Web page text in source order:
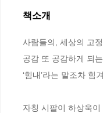
책소개
사람들의, 세상의 고
공감 또 공감하게 되
‘힘내’라는 말조차 힘
자칭 시팔이 하상욱